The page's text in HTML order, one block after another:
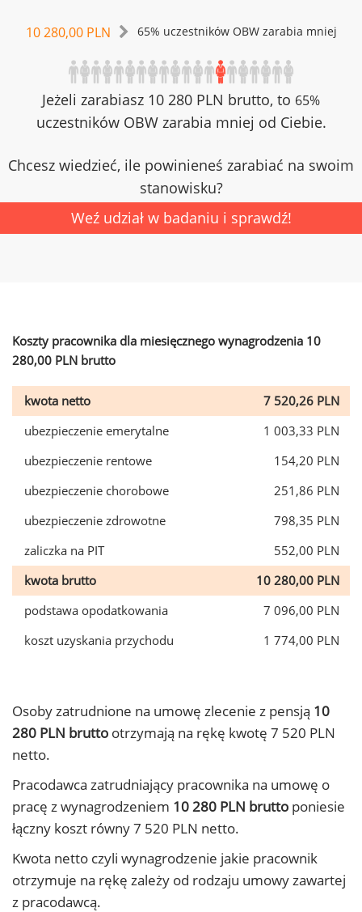
10 280,00 PLN 65% uczestników OBW zarabia mniej
Jeżeli zarabiasz 10 280 PLN brutto, to 65%
uczestników OBW zarabia mniej od Ciebie.
Chcesz wiedzieć, ile powinieneś zarabiać na swoim
stanowisku?
Weź udział w badaniu i sprawdź!
Koszty pracownika dla miesięcznego wynagrodzenia 10
280,00 PLN brutto
kwota netto
7 520,26 PLN
ubezpieczenie emerytalne
1 003,33 PLN
ubezpieczenie rentowe
154,20 PLN
ubezpieczenie chorobowe
251,86 PLN
ubezpieczenie zdrowotne
798,35 PLN
zaliczka na PIT
552,00 PLN
kwota brutto
10 280,00 PLN
podstawa opodatkowania
7 096,00 PLN
koszt uzyskania przychodu
1 774,00 PLN
Osoby zatrudnione na umowę zlecenie z pensją 10
280 PLN brutto otrzymają na rękę kwotę 7 520 PLN
netto.
Pracodawca zatrudniający pracownika na umowę o
pracę z wynagrodzeniem 10 280 PLN brutto poniesie
łączny koszt równy 7 520 PLN netto.
Kwota netto czyli wynagrodzenie jakie pracownik
otrzymuje na rękę zależy od rodzaju umowy zawartej
z pracodawcą.